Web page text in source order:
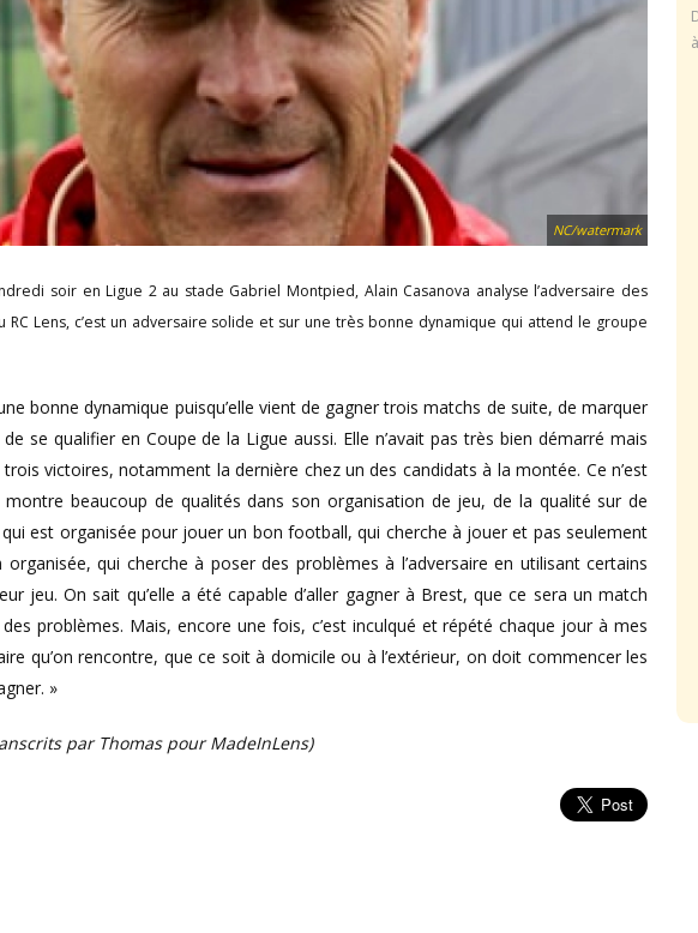
NC/watermark
soir en Ligue 2 au stade Gabriel Montpied, Alain Casanova analyse l’adversaire des
RC Lens, c’est un adversaire solide et sur une très bonne dynamique qui attend le groupe
bonne dynamique puisqu’elle vient de gagner trois matchs de suite, de marquer
de se qualifier en Coupe de la Ligue aussi. Elle n’avait pas très bien démarré mais
victoires, notamment la dernière chez un des candidats à la montée. Ce n’est
montre beaucoup de qualités dans son organisation de jeu, de la qualité sur de
est organisée pour jouer un bon football, qui cherche à jouer et pas seulement
qui cherche à poser des problèmes à l’adversaire en utilisant certains
jeu. On sait qu’elle a été capable d’aller gagner à Brest, que ce sera un match
problèmes. Mais, encore une fois, c’est inculqué et répété chaque jour à mes
qu’on rencontre, que ce soit à domicile ou à l’extérieur, on doit commencer les
»
par Thomas pour MadeInLens)